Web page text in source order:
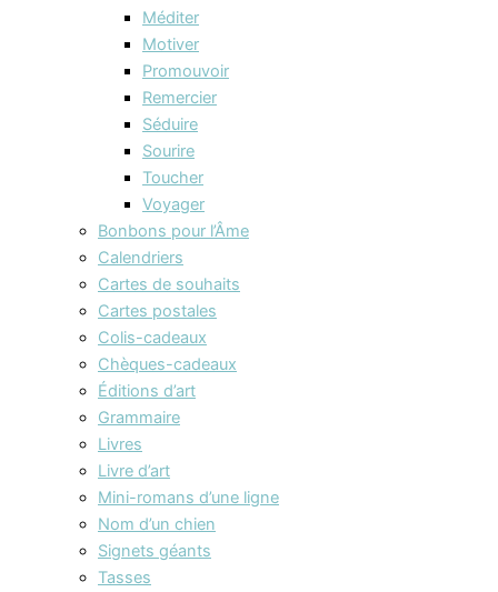
Méditer
Motiver
Promouvoir
Remercier
Séduire
Sourire
Toucher
Voyager
Bonbons pour l’Âme
Calendriers
Cartes de souhaits
Cartes postales
Colis-cadeaux
Chèques-cadeaux
Éditions d’art
Grammaire
Livres
Livre d’art
Mini-romans d’une ligne
Nom d’un chien
Signets géants
Tasses